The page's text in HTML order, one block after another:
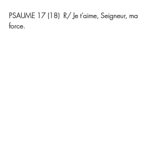
PSAUME 17 (18)  R/ Je t’aime, Seigneur, ma
force.